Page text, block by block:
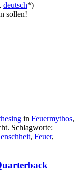
deutsch*)
sollen!
in Feuermythos,
Schlagworte:
, Feuer,